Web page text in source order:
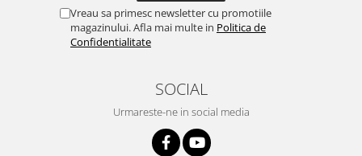
Vreau sa primesc newsletter cu promotiile
magazinului. Afla mai multe in Politica de
Confidentialitate
SOCIAL
Urmareste-ne in social media